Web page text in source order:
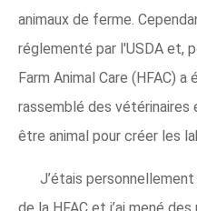
animaux de ferme.
réglementé par l'USDA et,
Farm Animal Care (HFAC)
rassemblé des
être animal pour créer les
J’étais